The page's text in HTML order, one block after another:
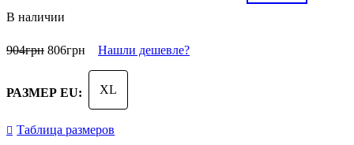
В наличии
904грн 806грн Нашли дешевле?
РАЗМЕР EU: XL
Таблица размеров